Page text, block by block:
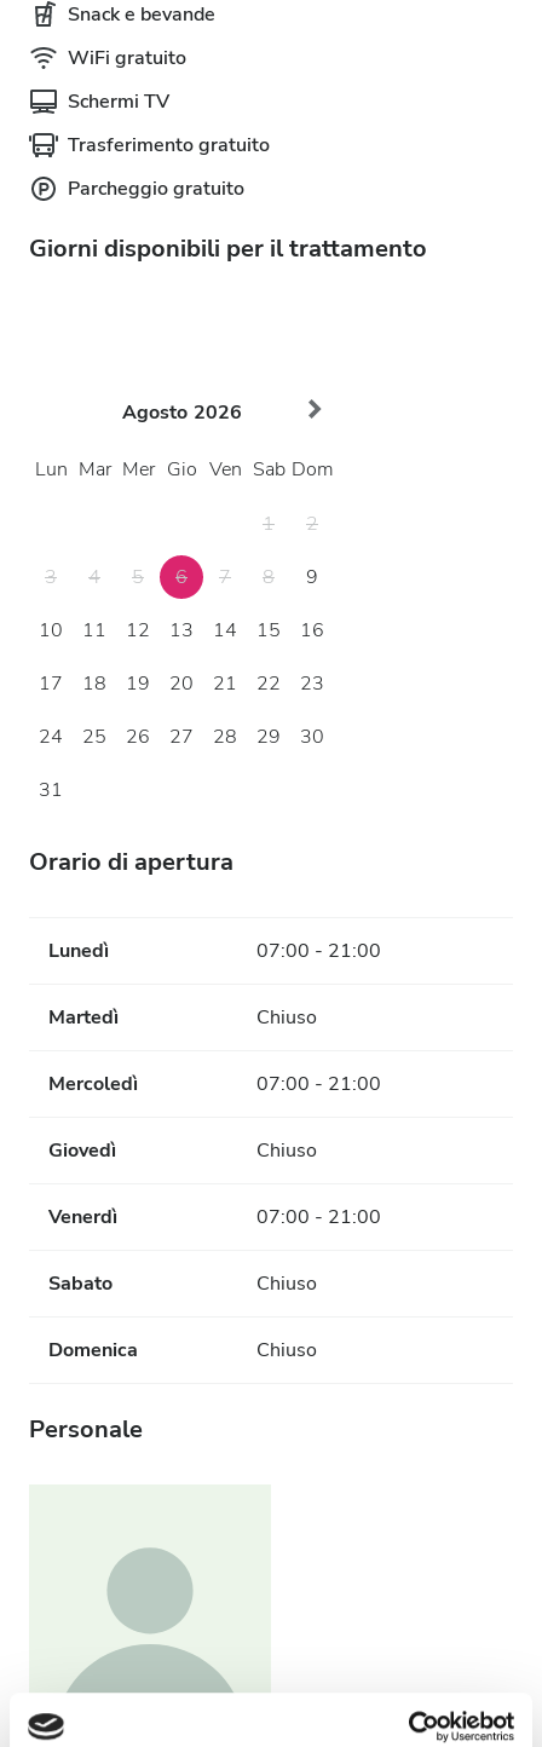
Snack e bevande
WiFi gratuito
Schermi TV
Trasferimento gratuito
Parcheggio gratuito
Giorni disponibili per il trattamento
Agosto 2026
Lun Mar Mer Gio Ven Sab Dom
1
2
3
4 5 6 7 8
9
10
11 12 13 14 15
16
17
18 19 20 21 22
23
24
25 26 27 28 29
30
31
Orario di apertura
Lunedì 07:00 - 21:00
Martedì Chiuso
Mercoledì 07:00 - 21:00
Giovedì Chiuso
Venerdì 07:00 - 21:00
Sabato Chiuso
Domenica Chiuso
Personale